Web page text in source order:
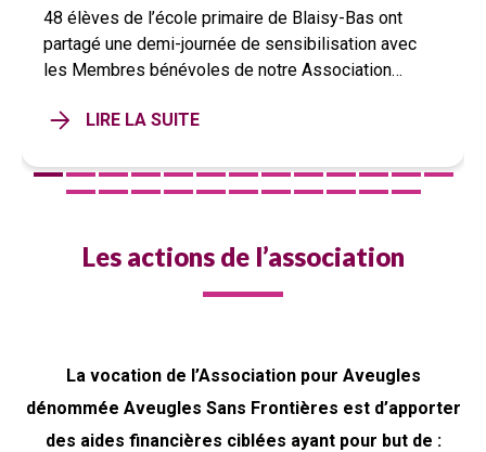
48 élèves de l’école primaire de Blaisy-Bas ont
partagé une demi-journée de sensibilisation avec
les Membres bénévoles de notre Association
LIRE LA SUITE
Les actions de l’association
La vocation de l’Association pour Aveugles
dénommée Aveugles Sans Frontières est d’apporter
des aides financières ciblées ayant pour but de :